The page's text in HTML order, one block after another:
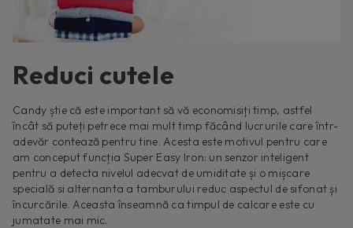
Reduci cutele
Candy știe că este important să vă economisiți timp, astfel
încât să puteți petrece mai mult timp făcând lucrurile care într-
adevăr contează pentru tine. Acesta este motivul pentru care
am conceput funcția Super Easy Iron: un senzor inteligent
pentru a detecta nivelul adecvat de umiditate și o mișcare
specială si alternanta a tamburului reduc aspectul de sifonat și
încurcările. Aceasta înseamnă ca timpul de calcare este cu
jumatate mai mic.